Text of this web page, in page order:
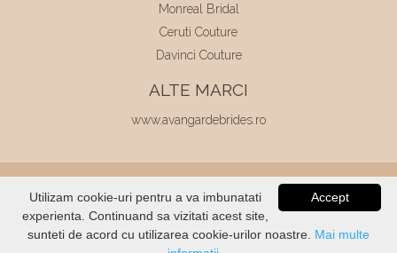
Monreal Bridal
Ceruti Couture
Davinci Couture
ALTE MARCI
www.avangardebrides.ro
© 2026Elite Mariaj | Toate drepturile
rezervate
Dezvoltat de Voitin.com
STOC
Accept
Utilizam cookie-uri pentru a va imbunatati
experienta. Continuand sa vizitati acest site,
sunteti de acord cu utilizarea cookie-urilor noastre. Mai multe